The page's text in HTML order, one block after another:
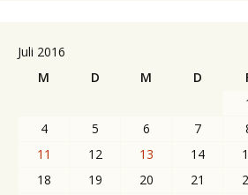
Juli 2016
M
D M D
4
5 6 7
11
12 13 14
18
19 20 21